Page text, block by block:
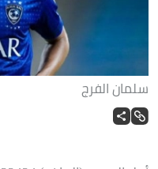
سلمان الفرج